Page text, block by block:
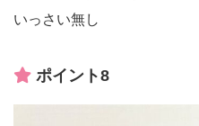
いっさい無し
ポイント8